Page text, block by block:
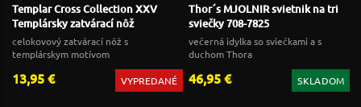
Templar Cross Collection XXV
Templársky zatvárací nôž
celokovový zatvárací nôž s
templárskym motívom
13,95 € VYPREDANÉ
Thor´s MJOLNIR svietnik na tri
sviečky 708-7825
večerná idylka so sviečkami a s
duchom Thora
46,95 € SKLADOM